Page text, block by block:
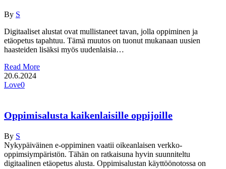
By S
Digitaaliset alustat ovat mullistaneet tavan, jolla oppiminen ja
etäopetus tapahtuu. Tämä muutos on tuonut mukanaan uusien
haasteiden lisäksi myös uudenlaisia…
Read More
20.6.2024
Love0
Oppimisalusta kaikenlaisille oppijoille
By S
Nykypäiväinen e-oppiminen vaatii oikeanlaisen verkko-
oppimsiympäristön. Tähän on ratkaisuna hyvin suunniteltu
digitaalinen etäopetus alusta. Oppimisalustan käyttöönotossa on